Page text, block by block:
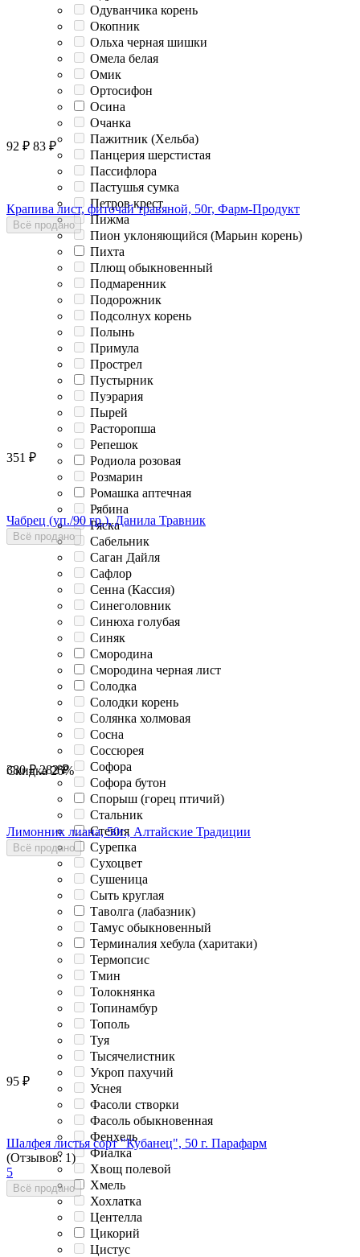
Одуванчика корень
Окопник
Ольха черная шишки
Омела белая
Омик
Ортосифон
Осина
Очанка
Пажитник (Хельба)
Панцерия шерстистая
Пассифлора
Пастушья сумка
Петров крест
Пижма
Пион уклоняющийся (Марьин корень)
Пихта
Плющ обыкновенный
Подмаренник
Подорожник
Подсолнух корень
Полынь
Примула
Прострел
Пустырник
Пуэрария
Пырей
Расторопша
Репешок
Родиола розовая
Розмарин
Ромашка аптечная
Рябина
Ряска
Сабельник
Саган Дайля
Сафлор
Сенна (Кассия)
Синеголовник
Синюха голубая
Синяк
Смородина
Смородина черная лист
Солодка
Солодки корень
Солянка холмовая
Сосна
Соссюрея
Софора
Софора бутон
Спорыш (горец птичий)
Стальник
Стевия
Сурепка
Сухоцвет
Сушеница
Сыть круглая
Таволга (лабазник)
Тамус обыкновенный
Терминалия хебула (харитаки)
Термопсис
Тмин
Толокнянка
Топинамбур
Тополь
Туя
Тысячелистник
Укроп пахучий
Уснея
Фасоли створки
Фасоль обыкновенная
Фенхель
Фиалка
Хвощ полевой
Хмель
Хохлатка
Центелла
Цикорий
Цистус
92 ₽ 83 ₽
Крапива лист, фиточай травяной, 50г, Фарм-Продукт
Всё продано
351 ₽
Чабрец (уп./90 гр.), Данила Травник
Всё продано
Скидка26%
380 ₽ 282 ₽
Лимонник лиана, 50г., Алтайские Традиции
Всё продано
95 ₽
Шалфея листья сорт "Кубанец", 50 г. Парафарм
(Отзывов: 1)
5
Всё продано